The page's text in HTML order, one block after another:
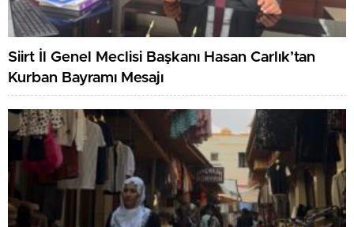
Siirt İl Genel Meclisi Başkanı Hasan Carlık’tan
Kurban Bayramı Mesajı